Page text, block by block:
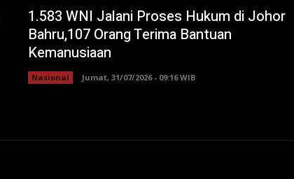
1.583 WNI Jalani Proses Hukum di Johor
Bahru,107 Orang Terima Bantuan
Kemanusiaan
Nasional Jumat, 31/07/2026 - 09:16 WIB